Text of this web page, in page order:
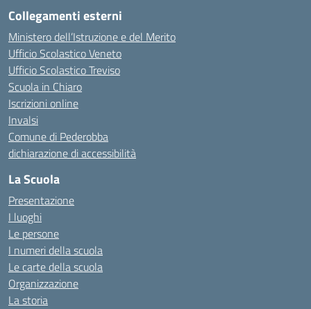
Collegamenti esterni
Ministero dell’Istruzione e del Merito
Ufficio Scolastico Veneto
Ufficio Scolastico Treviso
Scuola in Chiaro
Iscrizioni online
Invalsi
Comune di Pederobba
dichiarazione di accessibilità
La Scuola
Presentazione
I luoghi
Le persone
I numeri della scuola
Le carte della scuola
Organizzazione
La storia